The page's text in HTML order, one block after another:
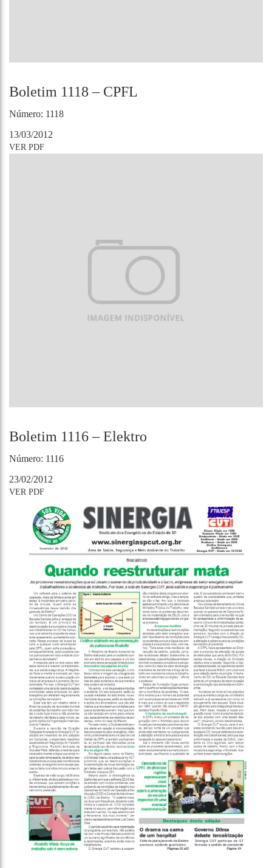
Boletim 1118 – CPFL
Número: 1118
13/03/2012
VER PDF
Boletim 1116 – Elektro
Número: 1116
23/02/2012
VER PDF